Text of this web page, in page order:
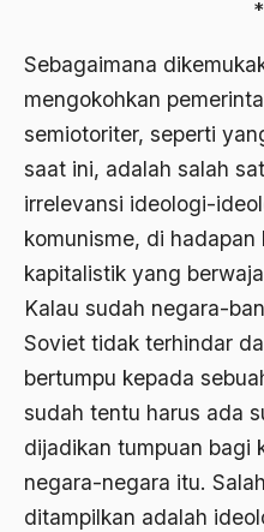
Sebagaimana
mengokohkan
semiotoriter, seperti
saat ini, adalah salah
irrelevansi ideologi-
komunisme, di hadapan
kapitalistik yang
Kalau sudah negara-
Soviet tidak terhindar
bertumpu kepada
sudah tentu harus ada
dijadikan tumpuan bagi
negara-negara itu.
ditampilkan adalah
Baku Bae
bali
Bambang Pranomo
Bangladesh
bangsa
bangsa arab
Bangsa Berdaulat
Bangsa dan Negara
Bangsa Indonesia